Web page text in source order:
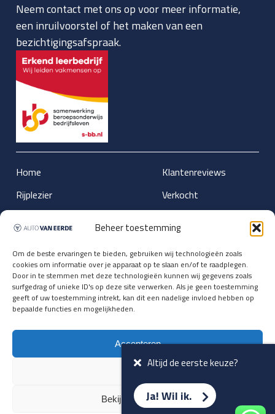
Beheer toestemming
Om de beste ervaringen te bieden, gebruiken wij technologieën zoals
cookies om informatie over je apparaat op te slaan en/of te raadplegen.
Door in te stemmen met deze technologieën kunnen wij gegevens zoals
surfgedrag of unieke ID's op deze site verwerken. Als je geen toestemming
geeft of uw toestemming intrekt, kan dit een nadelige invloed hebben op
bepaalde functies en mogelijkheden.
Accepteren
Bekijk voorkeuren
Neem contact met ons op voor meer informatie,
een inruilvoorstel of het maken van een
bezichtigingsafspraak.
Home
Rijplezier
Inruil
Wensenformulier
Klantenreviews
Verkocht
Vacatures
Contact
Updates over nieuwbinnen-komers
Altijd de eerste keuze?
Ja! Wil ik.